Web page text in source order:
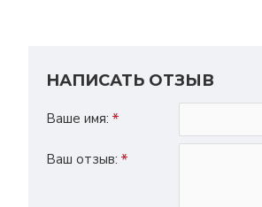
НАПИСАТЬ ОТЗЫВ
Ваше имя:
Ваш отзыв: